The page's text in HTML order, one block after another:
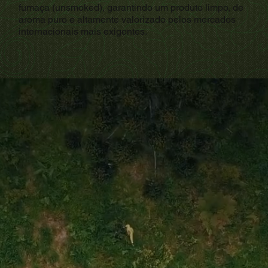
fumaça (unsmoked), garantindo um produto limpo, de
aroma puro e altamente valorizado pelos mercados
internacionais mais exigentes.